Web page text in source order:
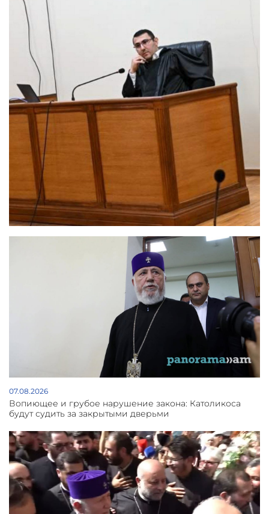
07.08.2026
Вопиющее и грубое нарушение закона: Католикоса
будут судить за закрытыми дверьми